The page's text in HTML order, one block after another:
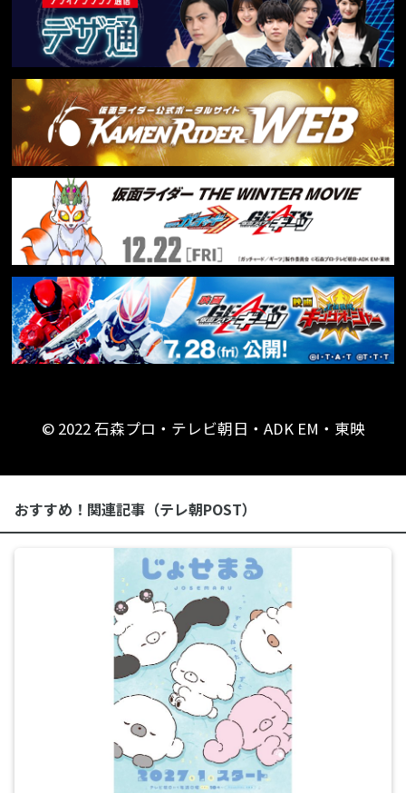
© 2022 石森プロ・テレビ朝日・ADK EM・東映
おすすめ！関連記事（テレ朝POST）